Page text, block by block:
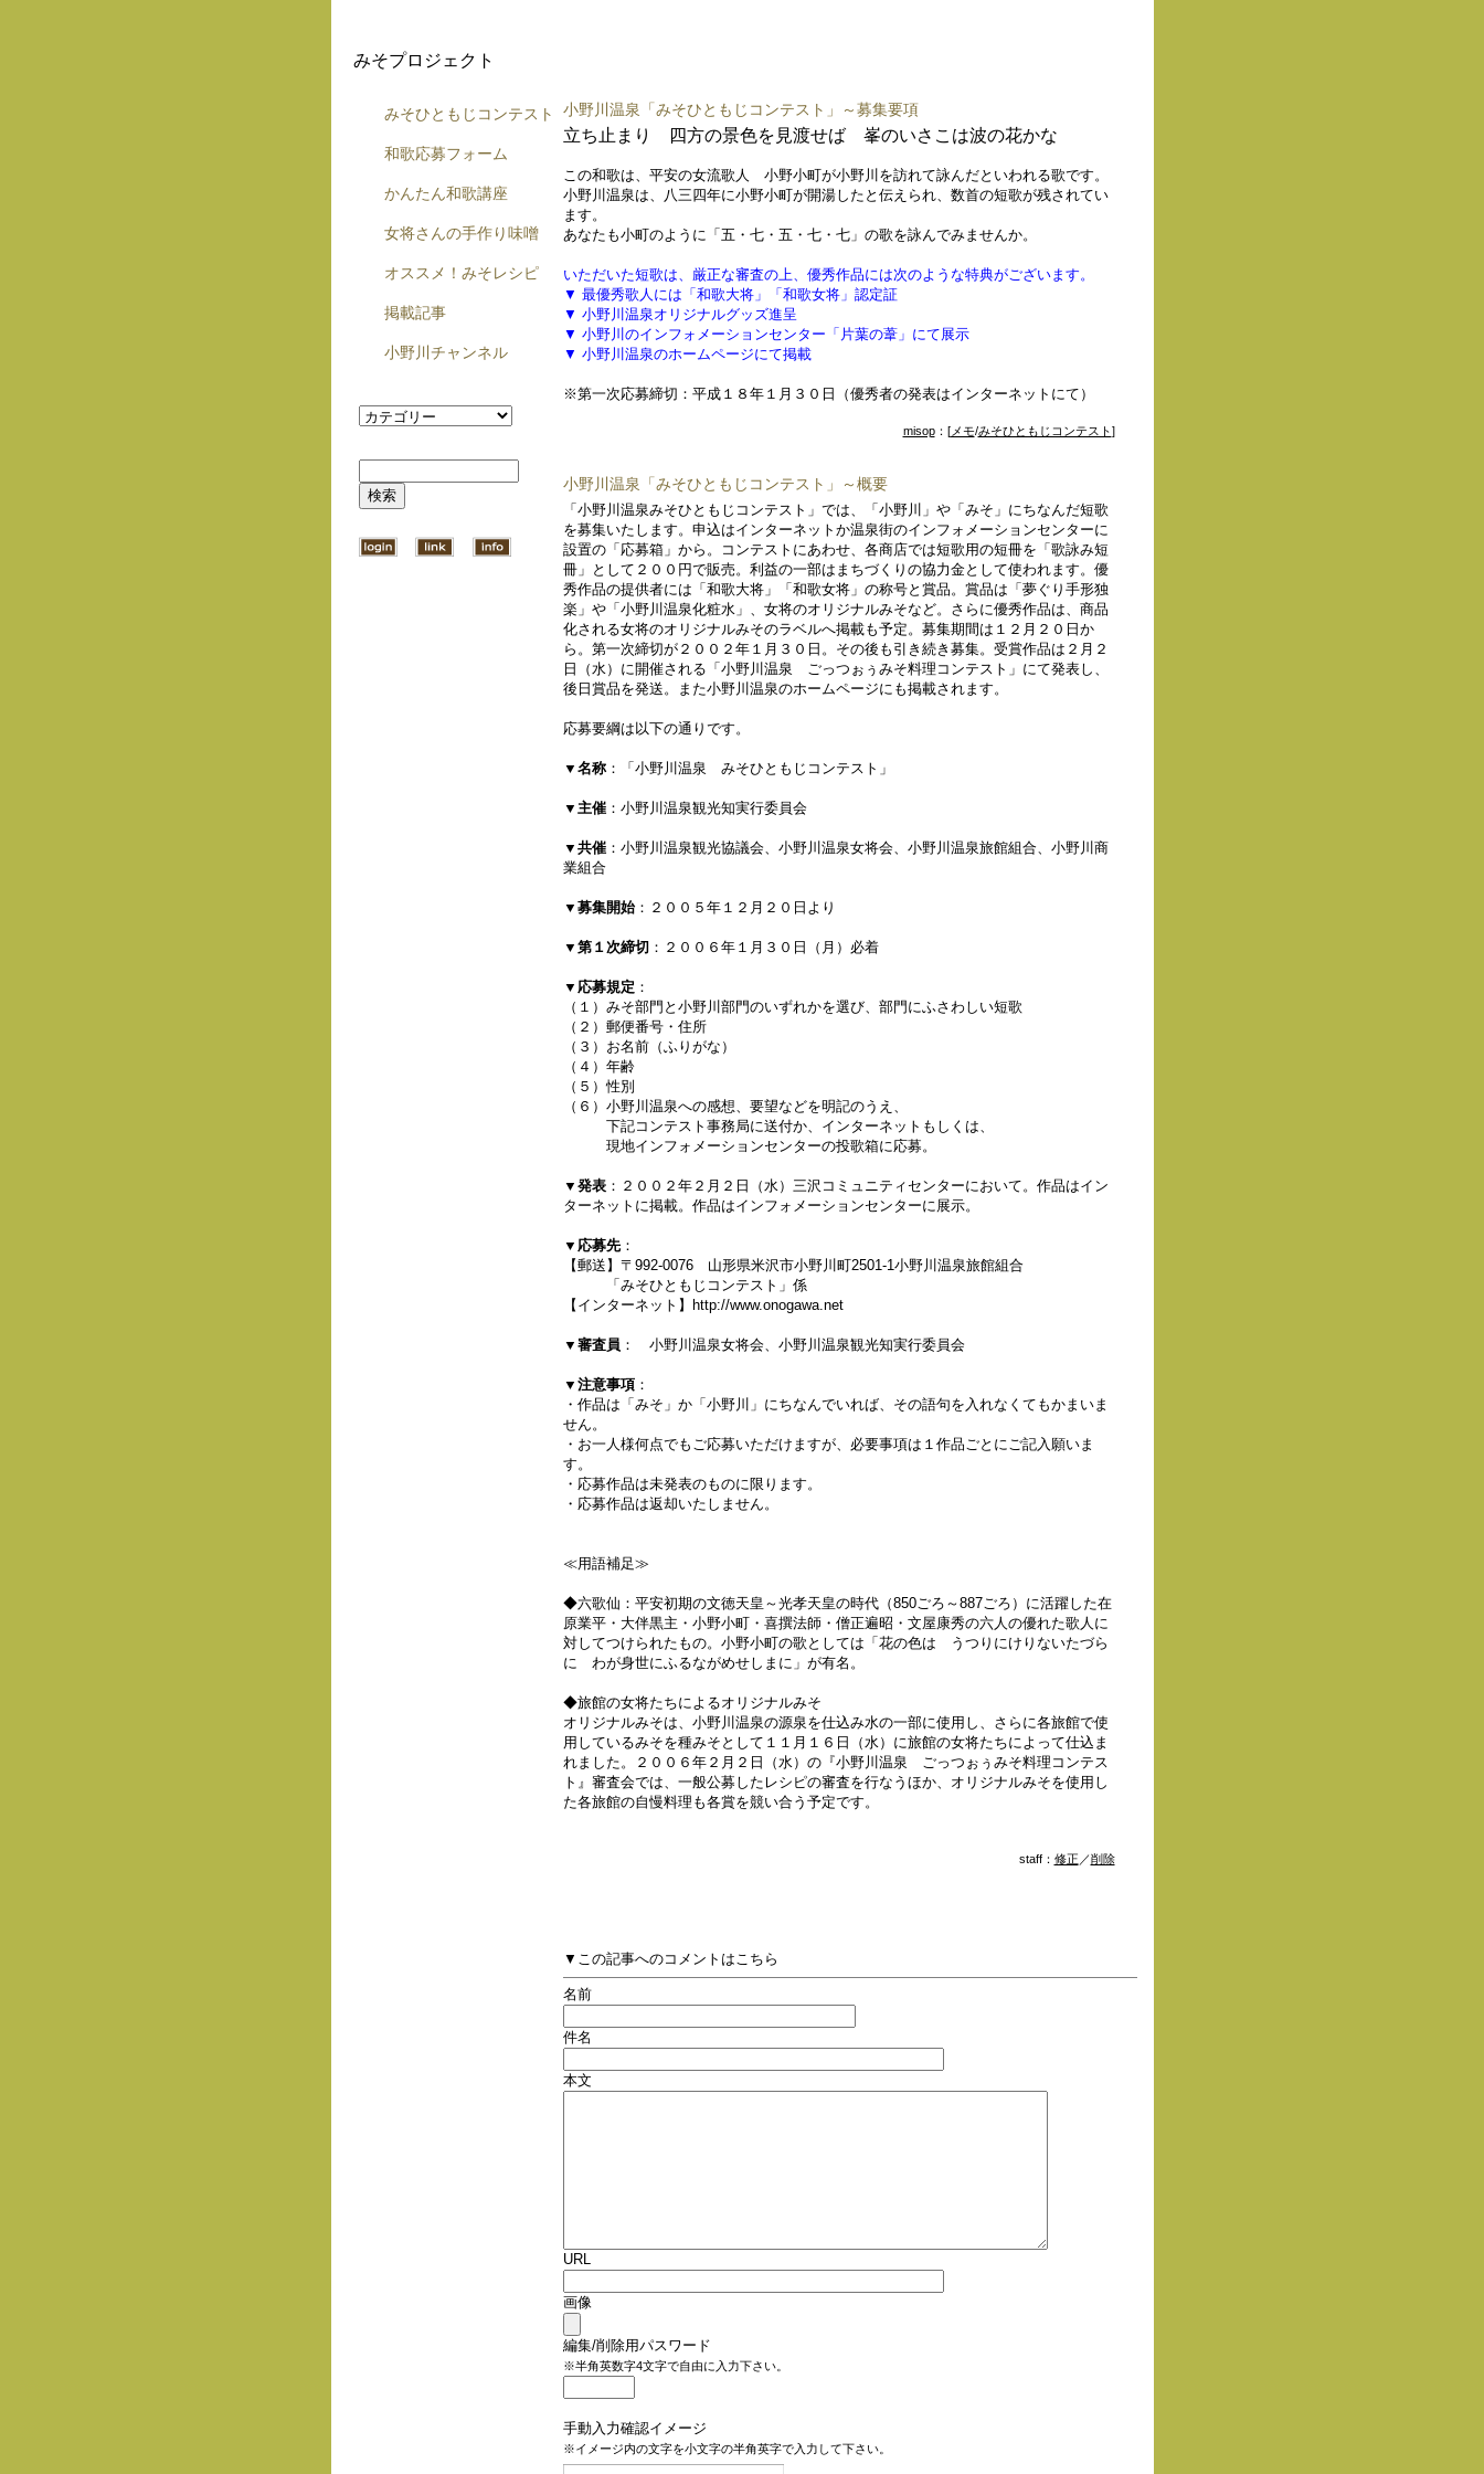
みそプロジェクト
小野川温泉「みそひともじコンテスト」～募集要項
立ち止まり 四方の景色を見渡せば 峯のいさこは波の花かな
この和歌は、平安の女流歌人 小野小町が小野川を訪れて詠んだといわれる歌です。
小野川温泉は、八三四年に小野小町が開湯したと伝えられ、数首の短歌が残されてい
ます。
あなたも小町のように「五・七・五・七・七」の歌を詠んでみませんか。
いただいた短歌は、厳正な審査の上、優秀作品には次のような特典がございます。
▼ 最優秀歌人には「和歌大将」「和歌女将」認定証
▼ 小野川温泉オリジナルグッズ進呈
▼ 小野川のインフォメーションセンター「片葉の葦」にて展示
▼ 小野川温泉のホームページにて掲載
※第一次応募締切：平成１８年１月３０日（優秀者の発表はインターネットにて）
misop：[メモ/みそひともじコンテスト]
小野川温泉「みそひともじコンテスト」～概要
「小野川温泉みそひともじコンテスト」では、「小野川」や「みそ」にちなんだ短歌
を募集いたします。申込はインターネットか温泉街のインフォメーションセンターに
設置の「応募箱」から。コンテストにあわせ、各商店では短歌用の短冊を「歌詠み短
冊」として２００円で販売。利益の一部はまちづくりの協力金として使われます。優
秀作品の提供者には「和歌大将」「和歌女将」の称号と賞品。賞品は「夢ぐり手形独
楽」や「小野川温泉化粧水」、女将のオリジナルみそなど。さらに優秀作品は、商品
化される女将のオリジナルみそのラベルへ掲載も予定。募集期間は１２月２０日か
ら。第一次締切が２００２年１月３０日。その後も引き続き募集。受賞作品は２月２
日（水）に開催される「小野川温泉 ごっつぉぅみそ料理コンテスト」にて発表し、
後日賞品を発送。また小野川温泉のホームページにも掲載されます。
応募要綱は以下の通りです。
▼名称：「小野川温泉 みそひともじコンテスト」
▼主催：小野川温泉観光知実行委員会
▼共催：小野川温泉観光協議会、小野川温泉女将会、小野川温泉旅館組合、小野川商
業組合
▼募集開始：２００５年１２月２０日より
▼第１次締切 ：２００６年１月３０日（月）必着
▼応募規定 ：
（１）みそ部門と小野川部門のいずれかを選び、部門にふさわしい短歌
（２）郵便番号・住所
（３）お名前（ふりがな）
（４）年齢
（５）性別
（６）小野川温泉への感想、要望などを明記のうえ、
下記コンテスト事務局に送付か、インターネットもしくは、
現地インフォメーションセンターの投歌箱に応募。
▼発表：２００２年２月２日（水）三沢コミュニティセンターにおいて。作品はイン
ターネットに掲載。作品はインフォメーションセンターに展示。
▼応募先：
【郵送】〒992-0076 山形県米沢市小野川町2501-1小野川温泉旅館組合
「みそひともじコンテスト」係
【インターネット】http://www.onogawa.net
▼審査員 ： 小野川温泉女将会、小野川温泉観光知実行委員会
▼注意事項：
・作品は「みそ」か「小野川」にちなんでいれば、その語句を入れなくてもかまいま
せん。
・お一人様何点でもご応募いただけますが、必要事項は１作品ごとにご記入願いま
す。
・応募作品は未発表のものに限ります。
・応募作品は返却いたしません。
≪用語補足≫
◆六歌仙：平安初期の文徳天皇～光孝天皇の時代（850ごろ～887ごろ）に活躍した在
原業平・大伴黒主・小野小町・喜撰法師・僧正遍昭・文屋康秀の六人の優れた歌人に
対してつけられたもの。小野小町の歌としては「花の色は うつりにけりないたづら
に わが身世にふるながめせしまに」が有名。
◆旅館の女将たちによるオリジナルみそ
オリジナルみそは、小野川温泉の源泉を仕込み水の一部に使用し、さらに各旅館で使
用しているみそを種みそとして１１月１６日（水）に旅館の女将たちによって仕込ま
れました。２００６年２月２日（水）の『小野川温泉 ごっつぉぅみそ料理コンテス
ト』審査会では、一般公募したレシピの審査を行なうほか、オリジナルみそを使用し
た各旅館の自慢料理も各賞を競い合う予定です。
staff： 修正 ／削除
▼この記事へのコメントはこちら
名前
件名
本文
URL
画像
編集/削除用パスワード
※半角英数字4文字で自由に入力下さい。
手動入力確認イメージ
※イメージ内の文字を小文字の半角英字で入力して下さい。
みそひともじコンテスト
和歌応募フォーム
かんたん和歌講座
女将さんの手作り味噌
オススメ！みそレシピ
掲載記事
小野川チャンネル